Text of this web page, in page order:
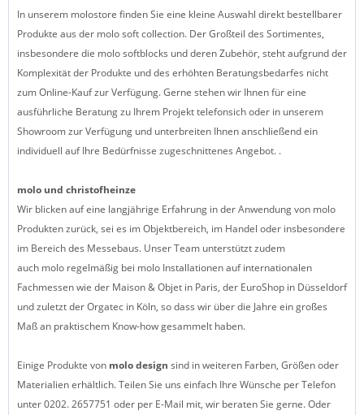
In unserem molostore finden Sie eine kleine Auswahl direkt bestellbarer
Produkte aus der molo soft collection. Der Großteil des Sortimentes,
insbesondere die molo softblocks und deren Zubehör, steht aufgrund der
Komplexität der Produkte und des erhöhten Beratungsbedarfes nicht
zum Online-Kauf zur Verfügung. Gerne stehen wir Ihnen für eine
ausführliche Beratung zu Ihrem Projekt telefonsich oder in unserem
Showroom zur Verfügung und unterbreiten Ihnen anschließend ein
individuell auf Ihre Bedürfnisse zugeschnittenes Angebot. .
molo und christofheinze
Wir blicken auf eine langjährige Erfahrung in der Anwendung von molo
Produkten zurück, sei es im Objektbereich, im Handel oder insbesondere
im Bereich des Messebaus. Unser Team unterstützt zudem
auch molo regelmäßig bei molo Installationen auf internationalen
Fachmessen wie der Maison & Objet in Paris, der EuroShop in Düsseldorf
und zuletzt der Orgatec in Köln, so dass wir über die Jahre ein großes
Maß an praktischem Know-how gesammelt haben.
Einige Produkte von molo design sind in weiteren Farben, Größen oder
Materialien erhältlich. Teilen Sie uns einfach Ihre Wünsche per Telefon
unter 0202. 2657751 oder per E-Mail mit, wir beraten Sie gerne. Oder